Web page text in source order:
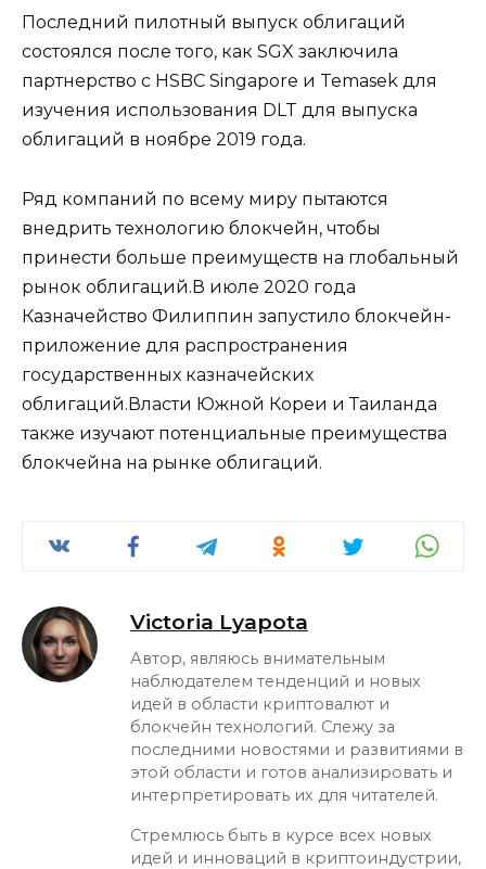
Последний пилотный выпуск облигаций
состоялся после того, как SGX заключила
партнерство с HSBC Singapore и Temasek для
изучения использования DLT для выпуска
облигаций в ноябре 2019 года.
Ряд компаний по всему миру пытаются
внедрить технологию блокчейн, чтобы
принести больше преимуществ на глобальный
рынок облигаций.В июле 2020 года
Казначейство Филиппин запустило блокчейн-
приложение для распространения
государственных казначейских
облигаций.Власти Южной Кореи и Таиланда
также изучают потенциальные преимущества
блокчейна на рынке облигаций.
Victoria Lyapota
Автор, являюсь внимательным
наблюдателем тенденций и новых
идей в области криптовалют и
блокчейн технологий. Слежу за
последними новостями и развитиями в
этой области и готов анализировать и
интерпретировать их для читателей.
Стремлюсь быть в курсе всех новых
идей и инноваций в криптоиндустрии,